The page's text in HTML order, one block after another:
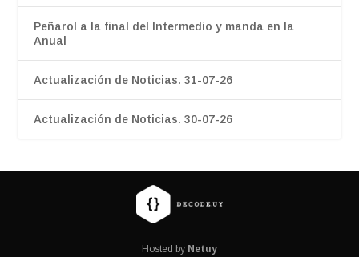
Peñarol a la final del Intermedio y manda en la
Anual
Actualización de Noticias. 31-07-26
Actualización de Noticias. 30-07-26
Hosted by Netuy